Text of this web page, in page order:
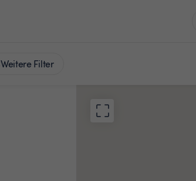
Weitere Filter